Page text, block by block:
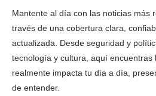
Mantente al día con las noticias más
través de una cobertura clara,
actualizada. Desde seguridad y
tecnología y cultura, aquí encuentras
realmente impacta tu día a día,
de entender.